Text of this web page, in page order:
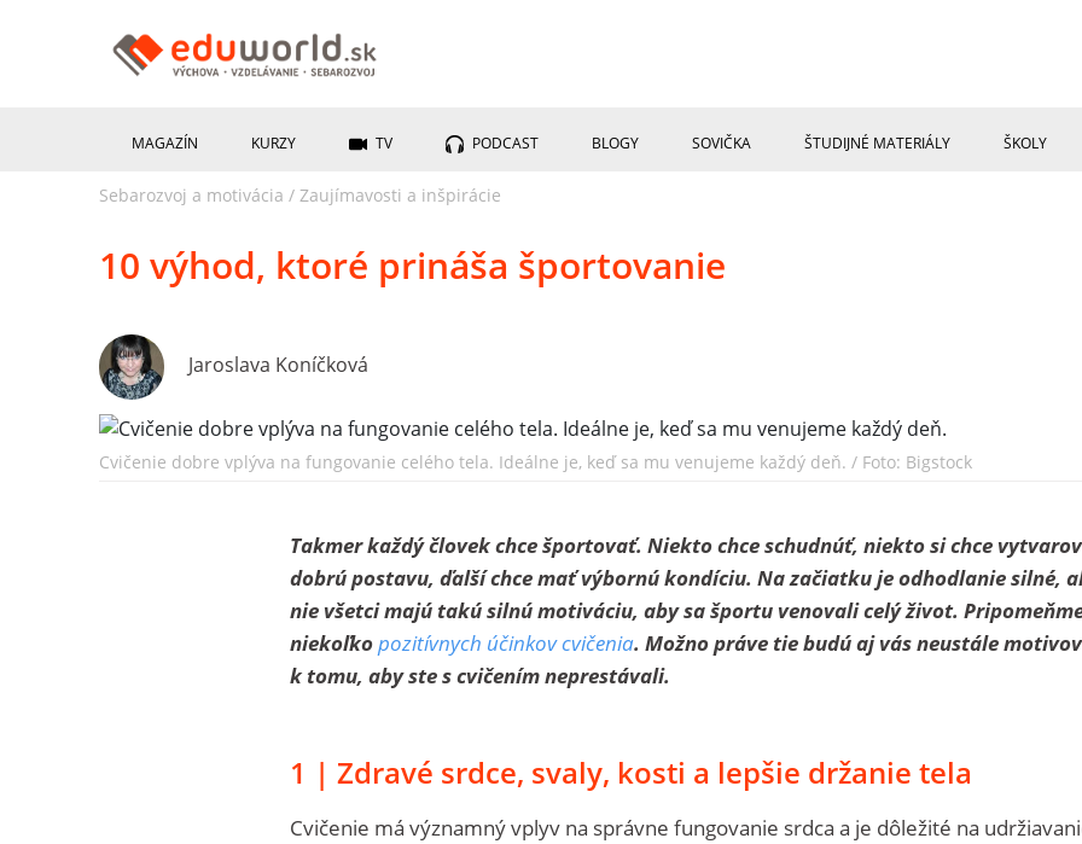
MAGAZÍN KURZY TV PODCAST BLOGY SOVIČKA ŠTUDIJNÉ MATERIÁLY ŠKOLY
Sebarozvoj a motivácia / Zaujímavosti a inšpirácie
10 výhod, ktoré prináša športovanie
Jaroslava Koníčková
Cvičenie dobre vplýva na fungovanie celého tela. Ideálne je, keď sa mu venujeme každý deň. / Foto: Bigstock
Takmer každý človek chce športovať. Niekto chce schudnúť, niekto si chce
dobrú postavu, ďalší chce mať výbornú kondíciu. Na začiatku je odhodlanie silné,
nie všetci majú takú silnú motiváciu, aby sa športu venovali celý život.
niekoľkopozitívnych účinkov cvičenia. Možno práve tie budú aj vás neustále
k tomu, aby ste s cvičením neprestávali.
1 | Zdravé srdce, svaly, kosti a lepšie držanie tela
Cvičenie má významný vplyv na správne fungovanie srdca a je dôležité na